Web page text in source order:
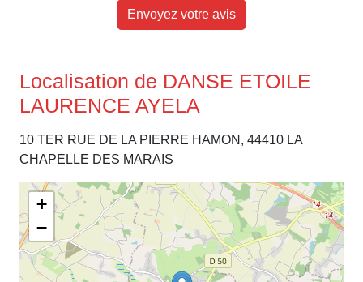
Envoyez votre avis
Localisation de DANSE ETOILE
LAURENCE AYELA
10 TER RUE DE LA PIERRE HAMON, 44410 LA
CHAPELLE DES MARAIS
+
−